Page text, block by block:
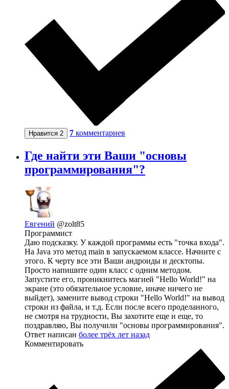
Нравится 2 7 комментариев
Где найти эти Ваши "основы
программирования"?
Евгений @zolt85
Программист
Даю подсказку. У каждой программы есть "точка входа".
На Java это метод main в запускаемом классе. Начните с
этого. К черту все эти Ваши андроиды и десктопы.
Просто напишите один класс с одним методом.
Запустите его, проникнитесь магией "Hello World!" на
экране (это обязательное условие, иначе ничего не
выйдет), замените вывод строки "Hello World!" на вывод
строки из файла, и т.д. Если после всего проделанного,
не смотря на трудности, Вы захотите еще и еще, то
поздравляю, Вы получили "основы программирования".
Ответ написан более трёх лет назад
Комментировать